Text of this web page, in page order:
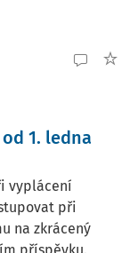
1. ledna
vyplácení
při
na zkrácený